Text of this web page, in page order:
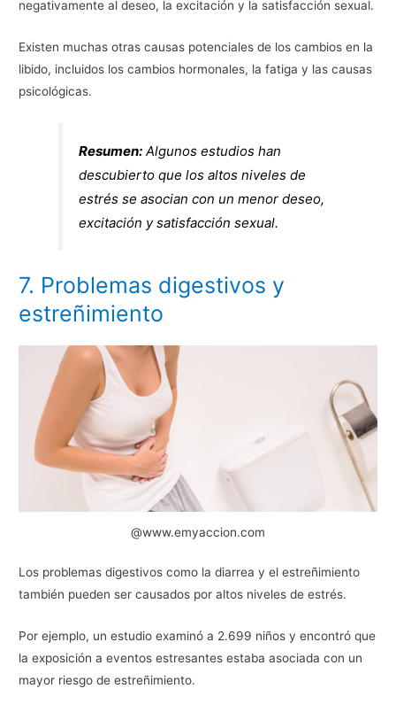
negativamente al deseo, la excitación y la satisfacción sexual.
Existen muchas otras causas potenciales de los cambios en la
libido, incluidos los cambios hormonales, la fatiga y las causas
psicológicas.
Resumen: Algunos estudios han
descubierto que los altos niveles de
estrés se asocian con un menor deseo,
excitación y satisfacción sexual.
7. Problemas digestivos y
estreñimiento
@www.emyaccion.com
Los problemas digestivos como la diarrea y el estreñimiento
también pueden ser causados por altos niveles de estrés.
Por ejemplo, un estudio examinó a 2.699 niños y encontró que
la exposición a eventos estresantes estaba asociada con un
mayor riesgo de estreñimiento.